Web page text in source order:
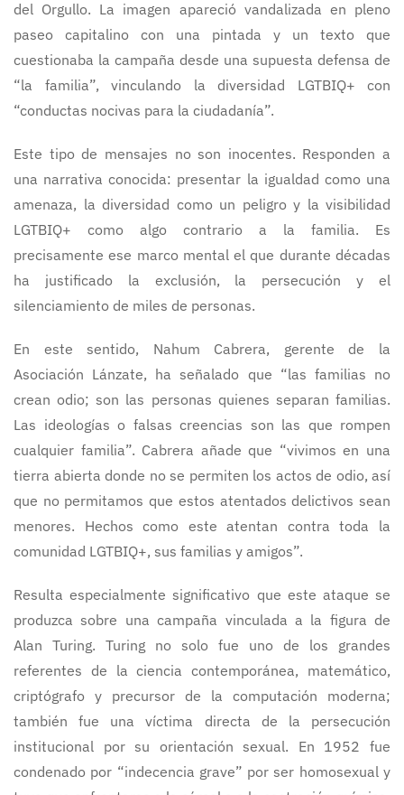
del Orgullo. La imagen apareció vandalizada en pleno
paseo capitalino con una pintada y un texto que
cuestionaba la campaña desde una supuesta defensa de
“la familia”, vinculando la diversidad LGTBIQ+ con
“conductas nocivas para la ciudadanía”.
Este tipo de mensajes no son inocentes. Responden a
una narrativa conocida: presentar la igualdad como una
amenaza, la diversidad como un peligro y la visibilidad
LGTBIQ+ como algo contrario a la familia. Es
precisamente ese marco mental el que durante décadas
ha justificado la exclusión, la persecución y el
silenciamiento de miles de personas.
En este sentido, Nahum Cabrera, gerente de la
Asociación Lánzate, ha señalado que “las familias no
crean odio; son las personas quienes separan familias.
Las ideologías o falsas creencias son las que rompen
cualquier familia”. Cabrera añade que “vivimos en una
tierra abierta donde no se permiten los actos de odio, así
que no permitamos que estos atentados delictivos sean
menores. Hechos como este atentan contra toda la
comunidad LGTBIQ+, sus familias y amigos”.
Resulta especialmente significativo que este ataque se
produzca sobre una campaña vinculada a la figura de
Alan Turing. Turing no solo fue uno de los grandes
referentes de la ciencia contemporánea, matemático,
criptógrafo y precursor de la computación moderna;
también fue una víctima directa de la persecución
institucional por su orientación sexual. En 1952 fue
condenado por “indecencia grave” por ser homosexual y